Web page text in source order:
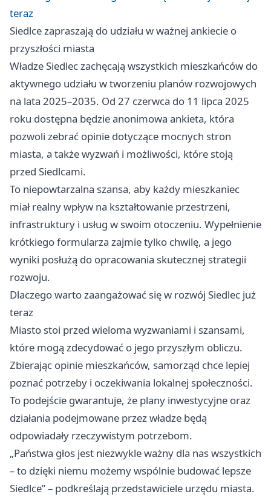
teraz
Siedlce zapraszają do udziału w ważnej ankiecie o
przyszłości miasta
Władze Siedlec zachęcają wszystkich mieszkańców do
aktywnego udziału w tworzeniu planów rozwojowych
na lata 2025–2035. Od 27 czerwca do 11 lipca 2025
roku dostępna będzie anonimowa ankieta, która
pozwoli zebrać opinie dotyczące mocnych stron
miasta, a także wyzwań i możliwości, które stoją
przed Siedlcami.
To niepowtarzalna szansa, aby każdy mieszkaniec
miał realny wpływ na kształtowanie przestrzeni,
infrastruktury i usług w swoim otoczeniu. Wypełnienie
krótkiego formularza zajmie tylko chwilę, a jego
wyniki posłużą do opracowania skutecznej strategii
rozwoju.
Dlaczego warto zaangażować się w rozwój Siedlec już
teraz
Miasto stoi przed wieloma wyzwaniami i szansami,
które mogą zdecydować o jego przyszłym obliczu.
Zbierając opinie mieszkańców, samorząd chce lepiej
poznać potrzeby i oczekiwania lokalnej społeczności.
To podejście gwarantuje, że plany inwestycyjne oraz
działania podejmowane przez władze będą
odpowiadały rzeczywistym potrzebom.
„Państwa głos jest niezwykle ważny dla nas wszystkich
– to dzięki niemu możemy wspólnie budować lepsze
Siedlce” – podkreślają przedstawiciele urzędu miasta.